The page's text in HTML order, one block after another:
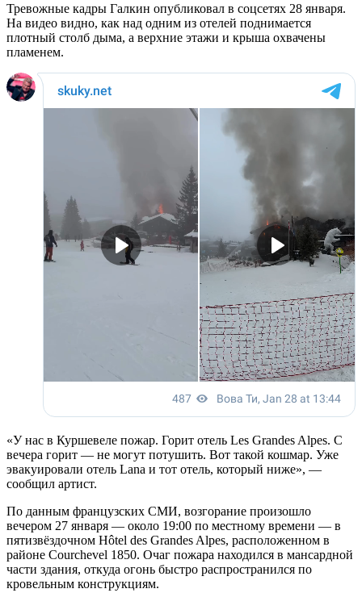
Тревожные кадры Галкин опубликовал в соцсетях 28 января.
На видео видно, как над одним из отелей поднимается
плотный столб дыма, а верхние этажи и крыша охвачены
пламенем.
«У нас в Куршевеле пожар. Горит отель Les Grandes Alpes. С
вечера горит — не могут потушить. Вот такой кошмар. Уже
эвакуировали отель Lana и тот отель, который ниже», —
сообщил артист.
По данным французских СМИ, возгорание произошло
вечером 27 января — около 19:00 по местному времени — в
пятизвёздочном Hôtel des Grandes Alpes, расположенном в
районе Courchevel 1850. Очаг пожара находился в мансардной
части здания, откуда огонь быстро распространился по
кровельным конструкциям.